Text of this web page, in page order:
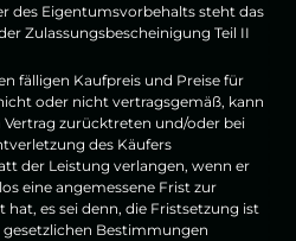
des Eigentumsvorbehalts steht das
Zulassungsbescheinigung Teil II
fälligen Kaufpreis und Preise für
oder nicht vertragsgemäß, kann
Vertrag zurücktreten und/oder bei
des Käufers
der Leistung verlangen, wenn er
eine angemessene Frist zur
es sei denn, die Fristsetzung ist
Bestimmungen